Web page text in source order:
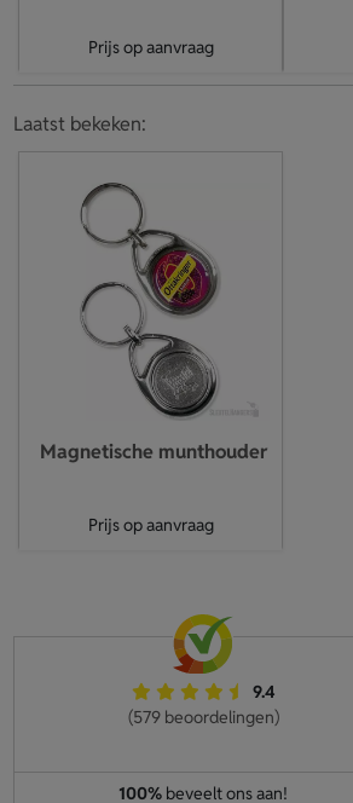
Prijs op aanvraag
Laatst bekeken:
Magnetische munthouder
Prijs op aanvraag
9.4
(579 beoordelingen)
100% beveelt ons aan!